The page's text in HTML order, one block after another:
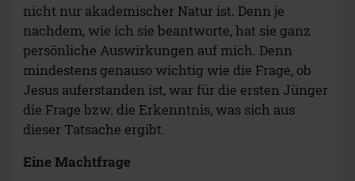
nicht nur akademischer Natur ist. Denn je
nachdem, wie ich sie beantworte, hat sie ganz
persönliche Auswirkungen auf mich. Denn
mindestens genauso wichtig wie die Frage, ob
Jesus auferstanden ist, war für die ersten Jünger
die Frage bzw. die Erkenntnis, was sich aus
dieser Tatsache ergibt.
Eine Machtfrage